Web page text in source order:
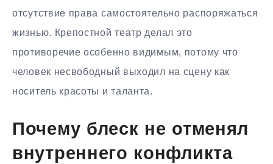
отсутствие права самостоятельно распоряжаться
жизнью. Крепостной театр делал это
противоречие особенно видимым, потому что
человек несвободный выходил на сцену как
носитель красоты и таланта.
Почему блеск не отменял
внутреннего конфликта